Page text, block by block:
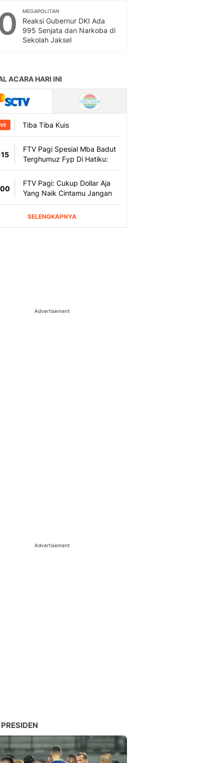
MEGAPOLITAN
Reaksi Gubernur DKI Ada
995 Senjata dan Narkoba di
Sekolah Jaksel
Advertisement
Advertisement